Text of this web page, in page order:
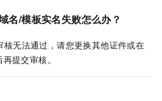
名/模板实名失败怎么办？
无法通过，请您更换其他证件或在
提交审核。